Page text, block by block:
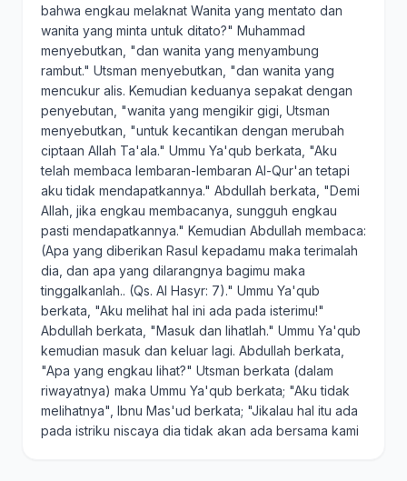
bahwa engkau melaknat Wanita yang mentato dan
wanita yang minta untuk ditato?" Muhammad
menyebutkan, "dan wanita yang menyambung
rambut." Utsman menyebutkan, "dan wanita yang
mencukur alis. Kemudian keduanya sepakat dengan
penyebutan, "wanita yang mengikir gigi, Utsman
menyebutkan, "untuk kecantikan dengan merubah
ciptaan Allah Ta'ala." Ummu Ya'qub berkata, "Aku
telah membaca lembaran-lembaran Al-Qur'an tetapi
aku tidak mendapatkannya." Abdullah berkata, "Demi
Allah, jika engkau membacanya, sungguh engkau
pasti mendapatkannya." Kemudian Abdullah membaca:
(Apa yang diberikan Rasul kepadamu maka terimalah
dia, dan apa yang dilarangnya bagimu maka
tinggalkanlah.. (Qs. Al Hasyr: 7)." Ummu Ya'qub
berkata, "Aku melihat hal ini ada pada isterimu!"
Abdullah berkata, "Masuk dan lihatlah." Ummu Ya'qub
kemudian masuk dan keluar lagi. Abdullah berkata,
"Apa yang engkau lihat?" Utsman berkata (dalam
riwayatnya) maka Ummu Ya'qub berkata; "Aku tidak
melihatnya", Ibnu Mas'ud berkata; "Jikalau hal itu ada
pada istriku niscaya dia tidak akan ada bersama kami